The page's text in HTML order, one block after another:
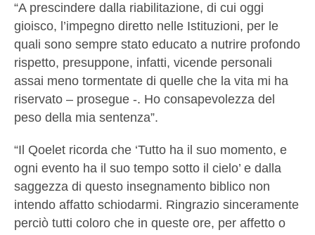
“A prescindere dalla riabilitazione, di cui oggi
gioisco, l’impegno diretto nelle Istituzioni, per le
quali sono sempre stato educato a nutrire profondo
rispetto, presuppone, infatti, vicende personali
assai meno tormentate di quelle che la vita mi ha
riservato – prosegue -. Ho consapevolezza del
peso della mia sentenza”.
“Il Qoelet ricorda che ‘Tutto ha il suo momento, e
ogni evento ha il suo tempo sotto il cielo’ e dalla
saggezza di questo insegnamento biblico non
intendo affatto schiodarmi. Ringrazio sinceramente
perciò tutti coloro che in queste ore, per affetto o